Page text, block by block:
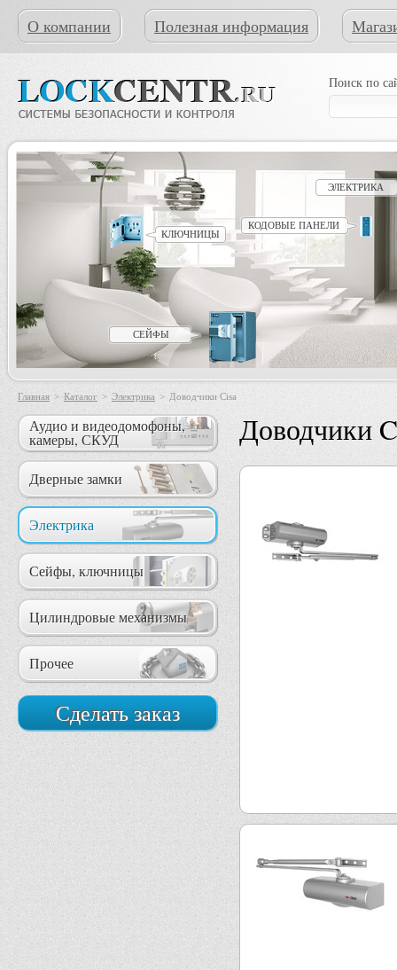
О компании Полезная информация
Поиск по
ЭЛЕКТРИКА
КЛЮЧНИЦЫ
КОДОВЫЕ ПАНЕЛИ
СЕЙФЫ
Главная > Каталог > Электрика > Доводчики Cisa
Доводчики
Аудио и видеодомофоны,
камеры, СКУД
Дверные замки
Электрика
Сейфы, ключницы
Цилиндровые механизмы
Прочее
Сделать заказ